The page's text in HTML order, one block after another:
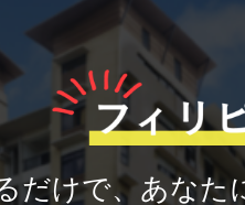
だけで、あなた